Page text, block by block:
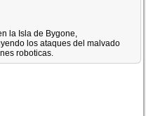
la Isla de Bygone,
los ataques del malvado
roboticas.